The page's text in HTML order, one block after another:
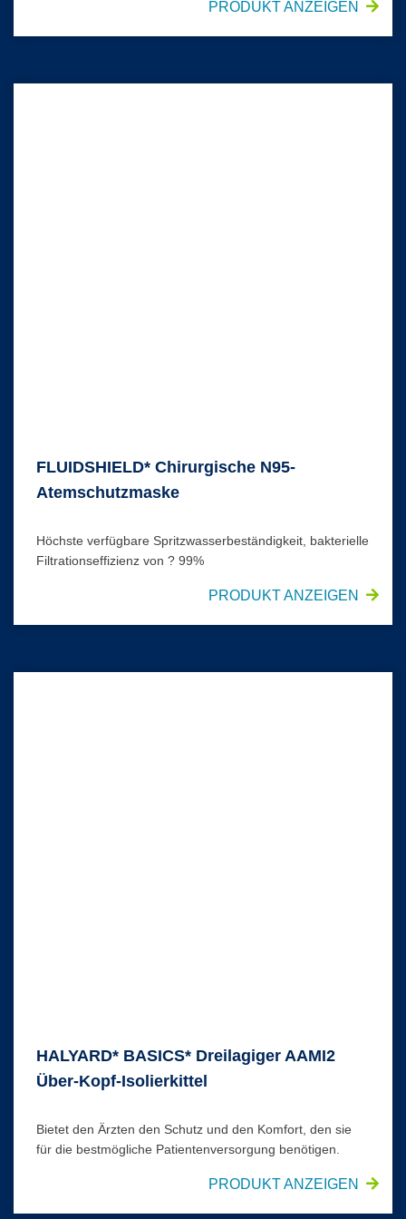
PRODUKT ANZEIGEN
FLUIDSHIELD* Chirurgische N95-
Atemschutzmaske
Höchste verfügbare Spritzwasserbeständigkeit, bakterielle
Filtrationseffizienz von ? 99%
PRODUKT ANZEIGEN
HALYARD* BASICS* Dreilagiger AAMI2
Über-Kopf-Isolierkittel
Bietet den Ärzten den Schutz und den Komfort, den sie
für die bestmögliche Patientenversorgung benötigen.
PRODUKT ANZEIGEN